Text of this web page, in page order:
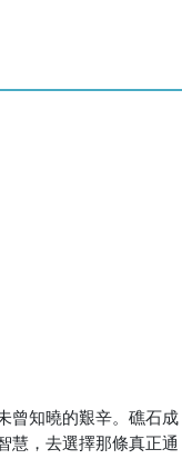
曾知曉的艱辛。礁石成
慧，去選擇那條真正通